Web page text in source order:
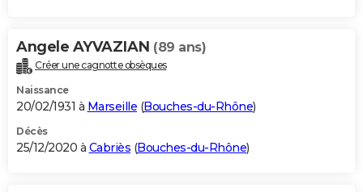
Angele AYVAZIAN (89 ans)
Créer une cagnotte obsèques
Naissance
20/02/1931 à Marseille (Bouches-du-Rhône)
Décès
25/12/2020 à Cabriès (Bouches-du-Rhône)